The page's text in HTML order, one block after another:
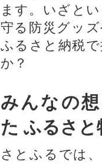
ます。いざと
守る防災グッ
ふるさと納税
か？
みんなの
た ふるさと
さとふるでは